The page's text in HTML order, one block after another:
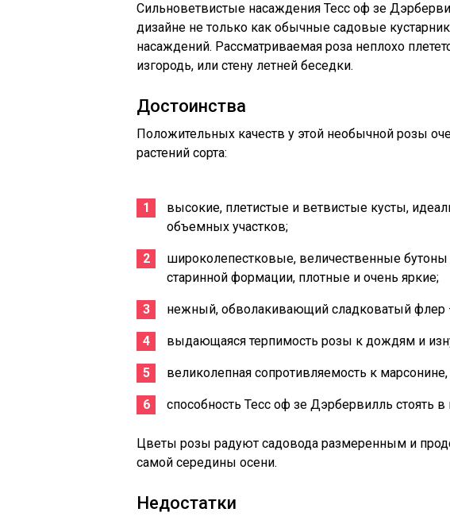
Сильноветвистые насаждения Тесс оф зе
дизайне не только как обычные садовые
насаждений. Рассматриваемая роза неплохо
изгородь, или стену летней беседки.
Достоинства
Положительных качеств у этой необычной розы
растений сорта:
высокие, плетистые и ветвистые кусты,
объемных участков;
широколепестковые, величественные
старинной формации, плотные и очень яркие;
нежный, обволакивающий сладковатый флер
выдающаяся терпимость розы к дождям и
великолепная сопротивляемость к
способность Тесс оф зе Дэрбервилль стоять
Цветы розы радуют садовода размеренным и
самой середины осени.
Недостатки